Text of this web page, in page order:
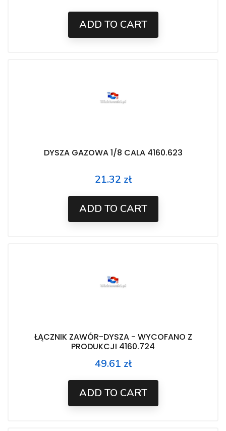
ADD TO CART
DYSZA GAZOWA 1/8 CALA 4160.623
Price
21.32 zł
ADD TO CART
ŁĄCZNIK ZAWÓR-DYSZA - WYCOFANO Z
PRODUKCJI 4160.724
Price
49.61 zł
ADD TO CART